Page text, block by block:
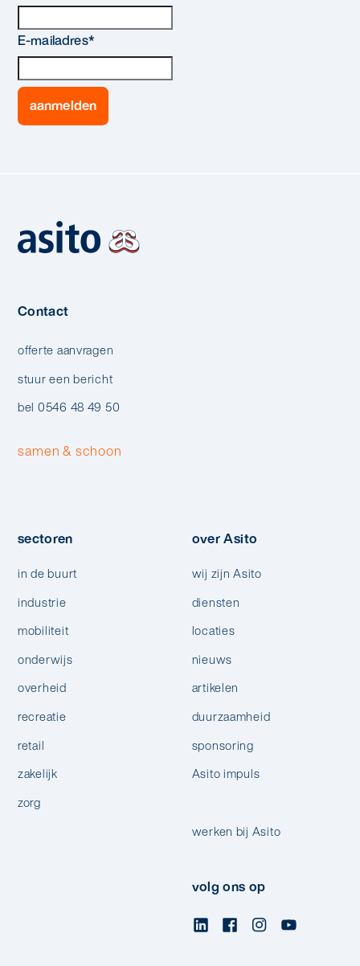
E-mailadres*
Contact
offerte aanvragen
stuur een bericht
bel 0546 48 49 50
samen & schoon
sectoren
in de buurt
industrie
mobiliteit
onderwijs
overheid
recreatie
retail
zakelijk
zorg
over Asito
wij zijn Asito
diensten
locaties
nieuws
artikelen
duurzaamheid
sponsoring
Asito impuls
werken bij Asito
volg ons op